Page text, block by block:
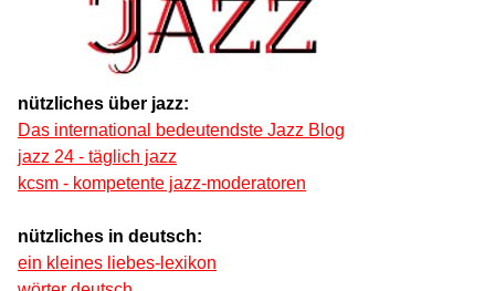
nützliches über jazz:
Das international bedeutendste Jazz Blog
jazz 24 - täglich jazz
kcsm - kompetente jazz-moderatoren
nützliches in deutsch:
ein kleines liebes-lexikon